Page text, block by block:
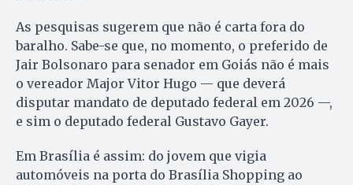
As pesquisas sugerem que não é carta fora do
baralho. Sabe-se que, no momento, o preferido de
Jair Bolsonaro para senador em Goiás não é mais
o vereador Major Vitor Hugo — que deverá
disputar mandato de deputado federal em 2026 —,
e sim o deputado federal Gustavo Gayer.
Em Brasília é assim: do jovem que vigia
automóveis na porta do Brasília Shopping ao